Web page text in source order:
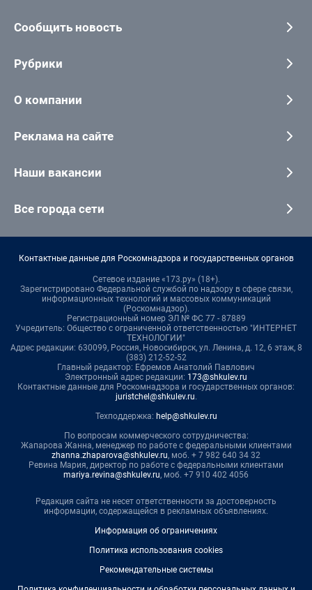
Сообщить новость
Рубрики
О компании
Реклама на сайте
Наши вакансии
Все города сети
Контактные данные для Роскомнадзора и государственных органов
Сетевое издание «173.ру» (18+).
Зарегистрировано Федеральной службой по надзору в сфере связи,
информационных технологий и массовых коммуникаций
(Роскомнадзор).
Регистрационный номер ЭЛ № ФС 77 - 87889
Учредитель: Общество с ограниченной ответственностью "ИНТЕРНЕТ
ТЕХНОЛОГИИ"
Адрес редакции: 630099, Россия, Новосибирск, ул. Ленина, д. 12, 6 этаж, 8
(383) 212-52-52
Главный редактор: Ефремов Анатолий Павлович
Электронный адрес редакции: 173@shkulev.ru
Контактные данные для Роскомнадзора и государственных органов:
juristchel@shkulev.ru.
Техподдержка: help@shkulev.ru
По вопросам коммерческого сотрудничества:
Жапарова Жанна, менеджер по работе с федеральными клиентами
zhanna.zhaparova@shkulev.ru, моб. + 7 982 640 34 32
Ревина Мария, директор по работе с федеральными клиентами
mariya.revina@shkulev.ru, моб. +7 910 402 4056
Редакция сайта не несет ответственности за достоверность
информации, содержащейся в рекламных объявлениях.
Информация об ограничениях
Политика использования cookies
Рекомендательные системы